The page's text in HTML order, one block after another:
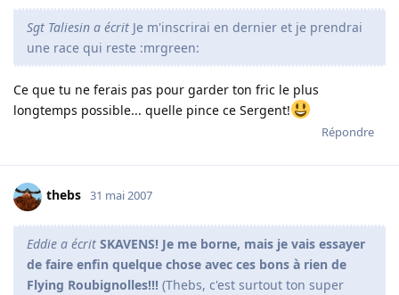
Sgt Taliesin a écrit Je m'inscrirai en dernier et je prendrai
une race qui reste :mrgreen:
Ce que tu ne ferais pas pour garder ton fric le plus
longtemps possible... quelle pince ce Sergent!
Répondre
thebs 31 mai 2007
Eddie a écrit SKAVENS! Je me borne, mais je vais essayer
de faire enfin quelque chose avec ces bons à rien de
Flying Roubignolles!!! (Thebs, c'est surtout ton super